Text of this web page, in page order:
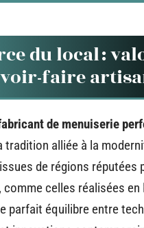
du local :
faire
de menuiserie
tradition alliée à la
de régions réputées
comme celles réalisées en
parfait équilibre entre